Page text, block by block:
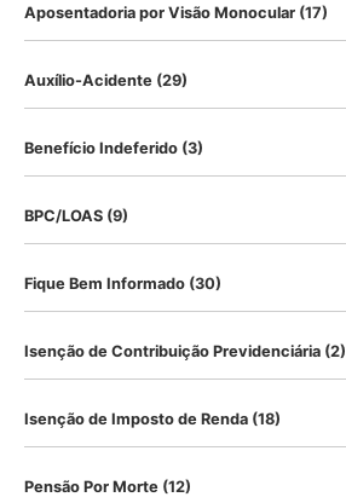
Aposentadoria por Visão Monocular (17)
Auxílio-Acidente (29)
Benefício Indeferido (3)
BPC/LOAS (9)
Fique Bem Informado (30)
Isenção de Contribuição Previdenciária (2)
Isenção de Imposto de Renda (18)
Pensão Por Morte (12)